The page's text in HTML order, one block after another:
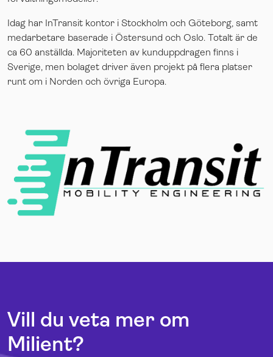
Idag har InTransit kontor i Stockholm och Göteborg, samt
medarbetare baserade i Östersund och Oslo. Totalt är de
ca 60 anställda. Majoriteten av kunduppdragen finns i
Sverige, men bolaget driver även projekt på flera platser
runt om i Norden och övriga Europa.
Vill du veta mer om
Milient?